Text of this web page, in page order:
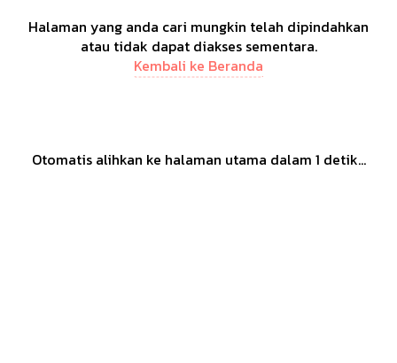
Halaman yang anda cari mungkin telah dipindahkan
atau tidak dapat diakses sementara.
Kembali ke Beranda
Otomatis alihkan ke halaman utama dalam 1 detik...